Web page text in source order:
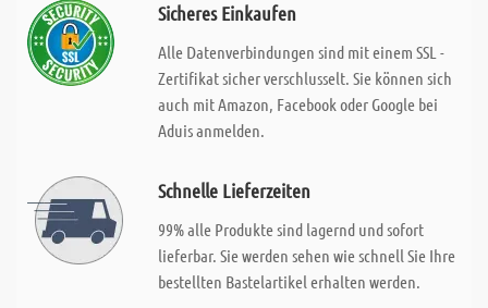
Sicheres Einkaufen
Alle Datenverbindungen sind mit einem SSL -
Zertifikat sicher verschlusselt. Sie können sich
auch mit Amazon, Facebook oder Google bei
Aduis anmelden.
Schnelle Lieferzeiten
99% alle Produkte sind lagernd und sofort
lieferbar. Sie werden sehen wie schnell Sie Ihre
bestellten Bastelartikel erhalten werden.